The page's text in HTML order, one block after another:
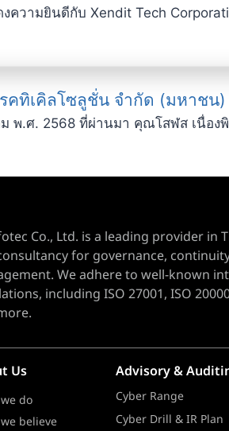
ความยินดีกับ Xendit Tech
คทิเคิลโซลูชั่น จำกัด (มหาชน)
พ.ศ. 2568 ที่ผ่านมา คุณโสฬส เนื่อ
Co., Ltd. is a leading provider in
for governance,
We adhere to well-known
including ISO 27001, ISO
Us
do
believe
Advisory &
Cyber Range
Cyber Drill & IR Plan